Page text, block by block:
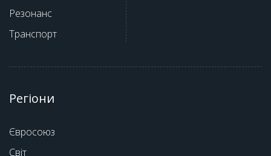
Резонанс
Транспорт
Регіони
Євросоюз
Світ